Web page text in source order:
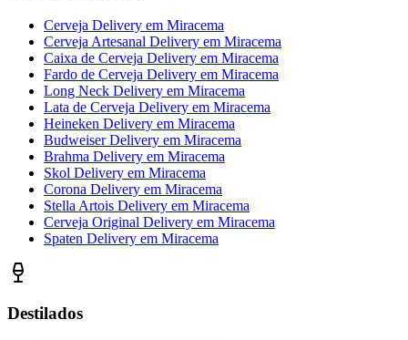
Cerveja Delivery em Miracema
Cerveja Artesanal Delivery em Miracema
Caixa de Cerveja Delivery em Miracema
Fardo de Cerveja Delivery em Miracema
Long Neck Delivery em Miracema
Lata de Cerveja Delivery em Miracema
Heineken Delivery em Miracema
Budweiser Delivery em Miracema
Brahma Delivery em Miracema
Skol Delivery em Miracema
Corona Delivery em Miracema
Stella Artois Delivery em Miracema
Cerveja Original Delivery em Miracema
Spaten Delivery em Miracema
Destilados